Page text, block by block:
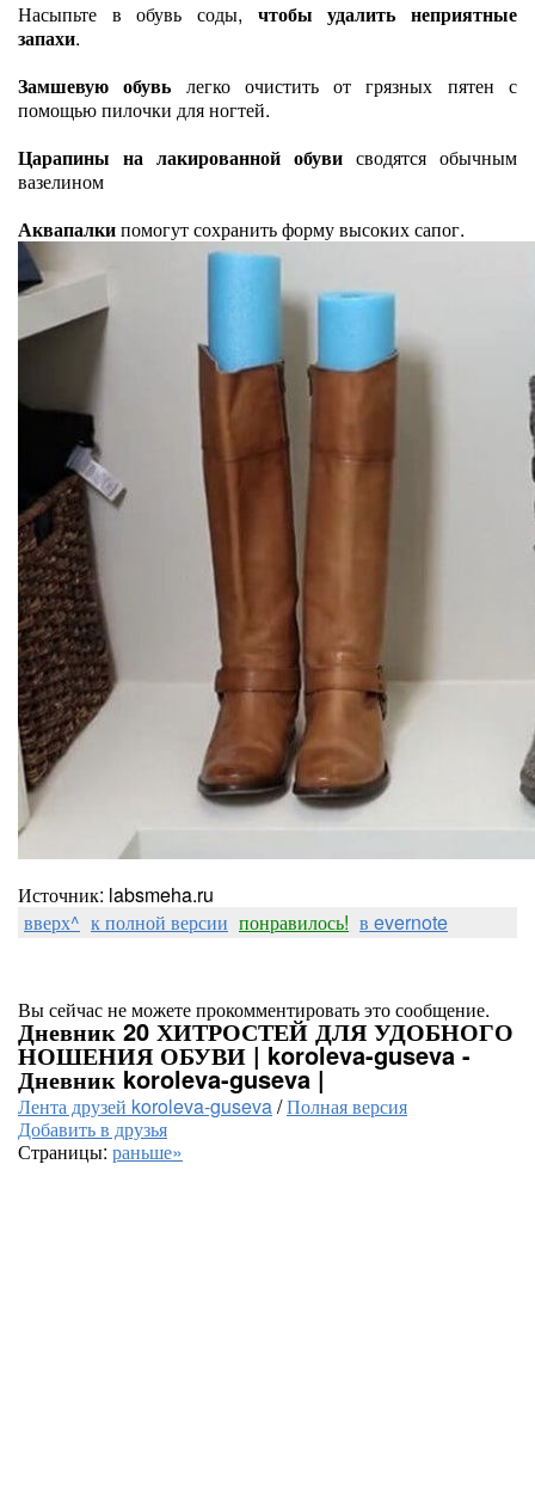
Насыпьте в обувь соды, чтобы удалить неприятные
запахи.
Замшевую обувь легко очистить от грязных пятен с
помощью пилочки для ногтей.
Царапины на лакированной обуви сводятся обычным
вазелином
Аквапалкипомогут сохранить форму высоких сапог.
Источник: labsmeha.ru
вверх^ к полной версии понравилось! в evernote
Вы сейчас не можете прокомментировать это сообщение.
Дневник 20 ХИТРОСТЕЙ ДЛЯ УДОБНОГО
НОШЕНИЯ ОБУВИ | koroleva-guseva -
Дневник koroleva-guseva |
Лента друзей koroleva-guseva/Полная версия
Добавить в друзья
Страницы: раньше»